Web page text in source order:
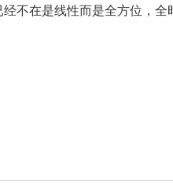
不在是线性而是全方位，全